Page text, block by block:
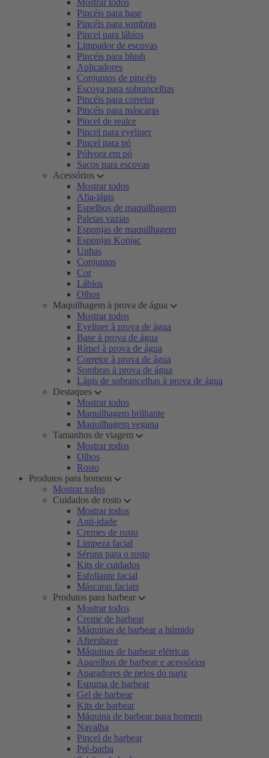
Mostrar todos
Pincéis para base
Pincéis para sombras
Pincel para lábios
Limpador de escovas
Pincéis para blush
Aplicadores
Conjuntos de pincéis
Escova para sobrancelhas
Pincéis para corretor
Pincéis para máscaras
Pincel de realce
Pincel para eyeliner
Pincel para pó
Pólvora em pó
Sacos para escovas
Acessórios
Mostrar todos
Afia-lápis
Espelhos de maquilhagem
Paletas vazias
Esponjas de maquilhagem
Esponjas Konjac
Unhas
Conjuntos
Cor
Lábios
Olhos
Maquilhagem à prova de água
Mostrar todos
Eyeliner à prova de água
Base à prova de água
Rímel à prova de água
Corretor à prova de água
Sombras à prova de água
Lápis de sobrancelhas à prova de água
Destaques
Mostrar todos
Maquilhagem brilhante
Maquilhagem vegana
Tamanhos de viagem
Mostrar todos
Olhos
Rosto
Produtos para homem
Mostrar todos
Cuidados de rosto
Mostrar todos
Anti-idade
Cremes de rosto
Limpeza facial
Séruns para o rosto
Kits de cuidados
Esfoliante facial
Máscaras faciais
Produtos para barbear
Mostrar todos
Creme de barbear
Máquinas de barbear a húmido
Aftershave
Máquinas de barbear elétricas
Aparelhos de barbear e acessórios
Aparadores de pelos do nariz
Espuma de barbear
Gel de barbear
Kits de barbear
Máquina de barbear para homem
Navalha
Pincel de barbear
Pré-barba